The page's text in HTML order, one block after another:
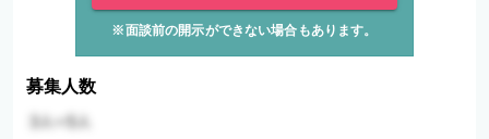
※面談前の開示ができない場合もあります。
募集人数